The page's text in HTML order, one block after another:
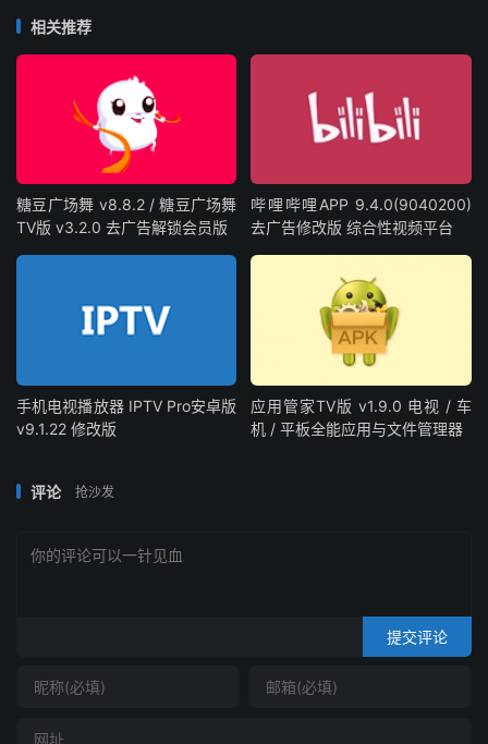
相关推荐
糖豆广场舞 v8.8.2 / 糖豆广场舞
TV版 v3.2.0 去广告解锁会员版
哔哩哔哩APP 9.4.0(9040200)
去广告修改版 综合性视频平台
手机电视播放器 IPTV Pro安卓版
v9.1.22 修改版
应用管家TV版 v1.9.0 电视 / 车
机 / 平板全能应用与文件管理器
评论 抢沙发
提交评论